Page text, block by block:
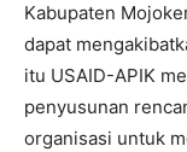
Kabupaten
dapat
itu USAID-APIK
penyusunan
organisasi untuk